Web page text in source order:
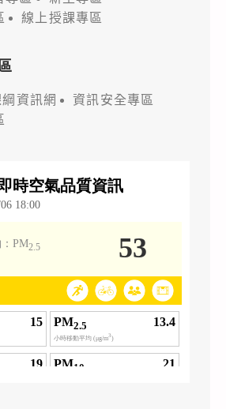
線上授課專區
資訊網
資訊安全專區